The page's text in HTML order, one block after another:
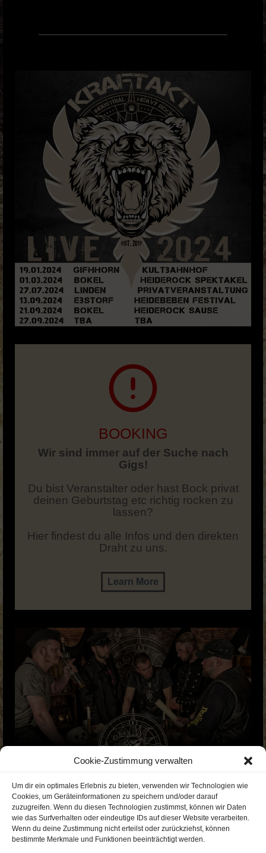
Cookie-Zustimmung verwalten
Um dir ein optimales Erlebnis zu bieten, verwenden wir Technologien wie
Cookies, um Geräteinformationen zu speichern und/oder darauf
zuzugreifen. Wenn du diesen Technologien zustimmst, können wir Daten
wie das Surfverhalten oder eindeutige IDs auf dieser Website verarbeiten.
Wenn du deine Zustimmung nicht erteilst oder zurückziehst, können
bestimmte Merkmale und Funktionen beeinträchtigt werden.
BOOKING
Wir sind immer auf der Suche nach
Gigs!
Du bist Veranstalter oder hast Bock privat
deinen Geburtstag etc richtig rocken zu
lassen?
Hier findest du alle Infos und den direkten
Draht zu uns.
Learn More